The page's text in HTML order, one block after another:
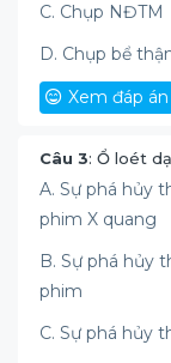
C. Chụp NĐTM
D. Chụp bể
Xem đáp án
Câu 3: Ổ loét
A. Sự phá hủy
phim X quang
B. Sự phá hủy
phim
C. Sự phá hủy